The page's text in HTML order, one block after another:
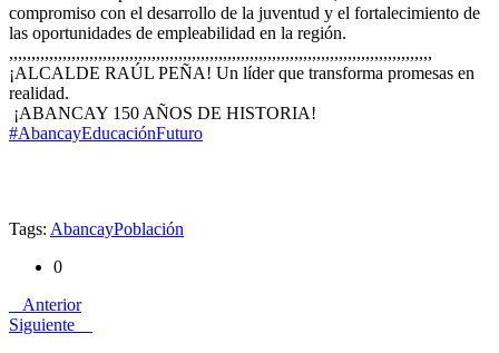
compromiso con el desarrollo de la juventud y el fortalecimiento de
las oportunidades de empleabilidad en la región.
,,,,,,,,,,,,,,,,,,,,,,,,,,,,,,,,,,,,,,,,,,,,,,,,,,,,,,,,,,,,,,,,,,,,,,,,,,,,,,,,,,,,,,,,,,,,,,,
¡ALCALDE RAÚL PEÑA! Un líder que transforma promesas en
realidad.
¡ABANCAY 150 AÑOS DE HISTORIA!
#AbancayEducaciónFuturo
Tags: AbancayPoblación
0
Anterior
Siguiente